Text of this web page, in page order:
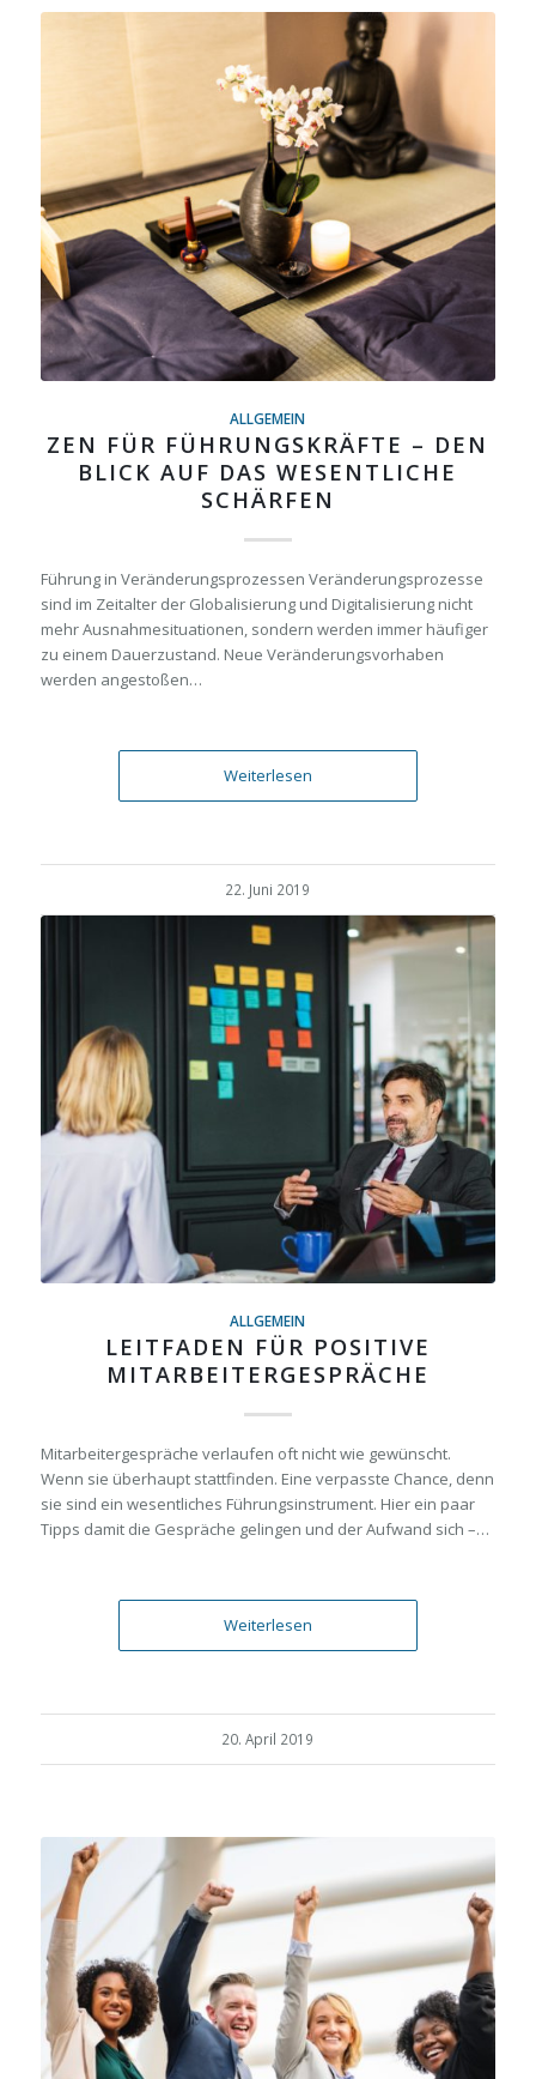
ALLGEMEIN
ZEN FÜR FÜHRUNGSKRÄFTE – DEN
BLICK AUF DAS WESENTLICHE
SCHÄRFEN
Führung in Veränderungsprozessen Veränderungsprozesse
sind im Zeitalter der Globalisierung und Digitalisierung nicht
mehr Ausnahmesituationen, sondern werden immer häufiger
zu einem Dauerzustand. Neue Veränderungsvorhaben
werden angestoßen…
Weiterlesen
22. Juni 2019
ALLGEMEIN
LEITFADEN FÜR POSITIVE
MITARBEITERGESPRÄCHE
Mitarbeitergespräche verlaufen oft nicht wie gewünscht.
Wenn sie überhaupt stattfinden. Eine verpasste Chance, denn
sie sind ein wesentliches Führungsinstrument. Hier ein paar
Tipps damit die Gespräche gelingen und der Aufwand sich –…
Weiterlesen
20. April 2019